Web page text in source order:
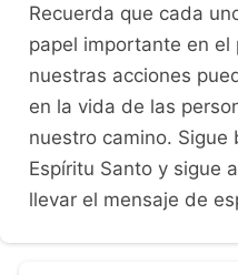
Recuerda que cada
papel importante en el
nuestras acciones
en la vida de las
nuestro camino. Sigue
Espíritu Santo y sigue
llevar el mensaje de